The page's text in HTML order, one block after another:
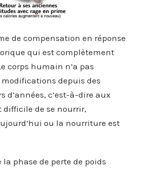
de compensation en réponse
qui est complètement
corps humain n’a pas
depuis des
d’années, c’est-à-dire aux
difficile de se nourrir,
ou la nourriture est
la phase de perte de poids